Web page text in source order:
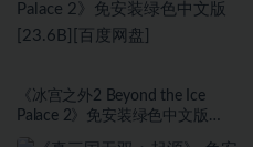
《冰宫之外2 Beyond the Ice
Palace 2》免安装绿色中文版